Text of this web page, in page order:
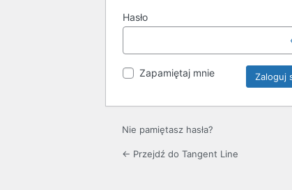
Hasło
Zapamiętaj mnie
Nie pamiętasz hasła?
← Przejdź do Tangent Line